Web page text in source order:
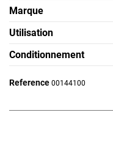
Marque
Utilisation
Conditionnement
Reference 00144100